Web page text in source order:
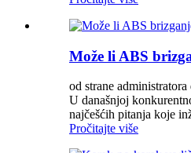
Može li ABS
od strane
U današnjoj
najčešćih pitanja koje
Pročitajte više